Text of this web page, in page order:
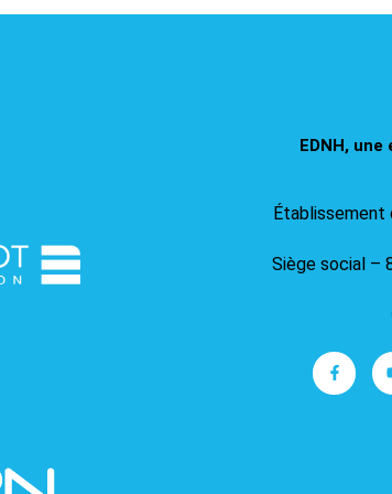
EDNH,
Établissement
Siège social –
F
a
c